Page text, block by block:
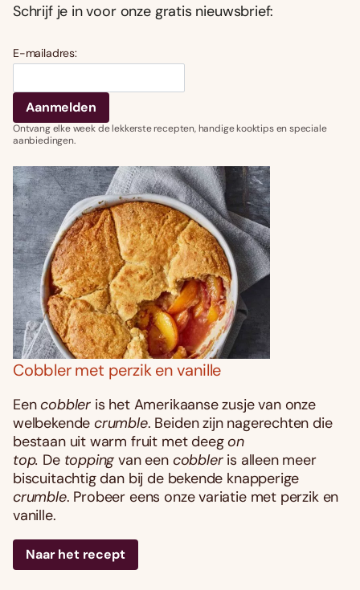
Schrijf je in voor onze gratis nieuwsbrief:
E-mailadres:
Ontvang elke week de lekkerste recepten, handige kooktips en speciale
aanbiedingen.
Cobbler met perzik en vanille
Eencobbler is het Amerikaanse zusje van onze
welbekende crumble. Beiden zijn nagerechten die
bestaan uit warm fruit met deegon
top. De toppingvan een cobbleris alleen meer
biscuitachtig dan bij de bekende knapperige
crumble. Probeer eens onze variatie met perzik en
vanille.
Naar het recept